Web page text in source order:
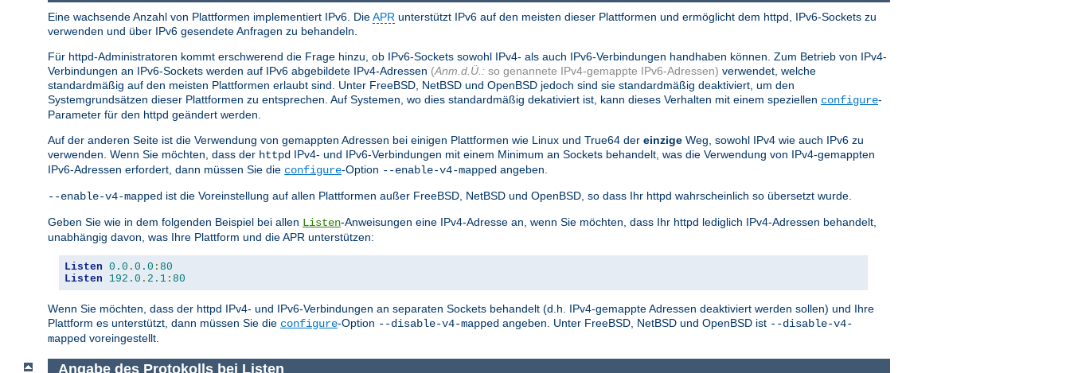
Eine wachsende Anzahl von Plattformen implementiert IPv6. DieAPR unterstützt IPv6 auf den meisten dieser Plattformen und ermöglicht dem httpd, IPv6-Sockets zu
verwenden und über IPv6 gesendete Anfragen zu behandeln.
Für httpd-Administratoren kommt erschwerend die Frage hinzu, ob IPv6-Sockets sowohl IPv4- als auch IPv6-Verbindungen handhaben können. Zum Betrieb von IPv4-
Verbindungen an IPv6-Sockets werden auf IPv6 abgebildete IPv4-Adressen (Anm.d.Ü.: so genannete IPv4-gemappte IPv6-Adressen) verwendet, welche
standardmäßig auf den meisten Plattformen erlaubt sind. Unter FreeBSD, NetBSD und OpenBSD jedoch sind sie standardmäßig deaktiviert, um den
Systemgrundsätzen dieser Plattformen zu entsprechen. Auf Systemen, wo dies standardmäßig dekativiert ist, kann dieses Verhalten mit einem speziellen configure-
Parameter für den httpd geändert werden.
Auf der anderen Seite ist die Verwendung von gemappten Adressen bei einigen Plattformen wie Linux und True64 der einzige Weg, sowohl IPv4 wie auch IPv6 zu
verwenden. Wenn Sie möchten, dass der httpd IPv4- und IPv6-Verbindungen mit einem Minimum an Sockets behandelt, was die Verwendung von IPv4-gemappten
IPv6-Adressen erfordert, dann müssen Sie die configure-Option --enable-v4-mapped angeben.
--enable-v4-mapped ist die Voreinstellung auf allen Plattformen außer FreeBSD, NetBSD und OpenBSD, so dass Ihr httpd wahrscheinlich so übersetzt wurde.
Geben Sie wie in dem folgenden Beispiel bei allen Listen-Anweisungen eine IPv4-Adresse an, wenn Sie möchten, dass Ihr httpd lediglich IPv4-Adressen behandelt,
unabhängig davon, was Ihre Plattform und die APR unterstützen:
Listen 0.0 . 0.0 : 80
Listen
192.0 . 2.1 : 80
Wenn Sie möchten, dass der httpd IPv4- und IPv6-Verbindungen an separaten Sockets behandelt (d.h. IPv4-gemappte Adressen deaktiviert werden sollen) und Ihre
Plattform es unterstützt, dann müssen Sie die configure-Option --disable-v4-mapped angeben. Unter FreeBSD, NetBSD und OpenBSD ist --disable-v4-
mapped voreingestellt.
Angabe des Protokolls bei Listen